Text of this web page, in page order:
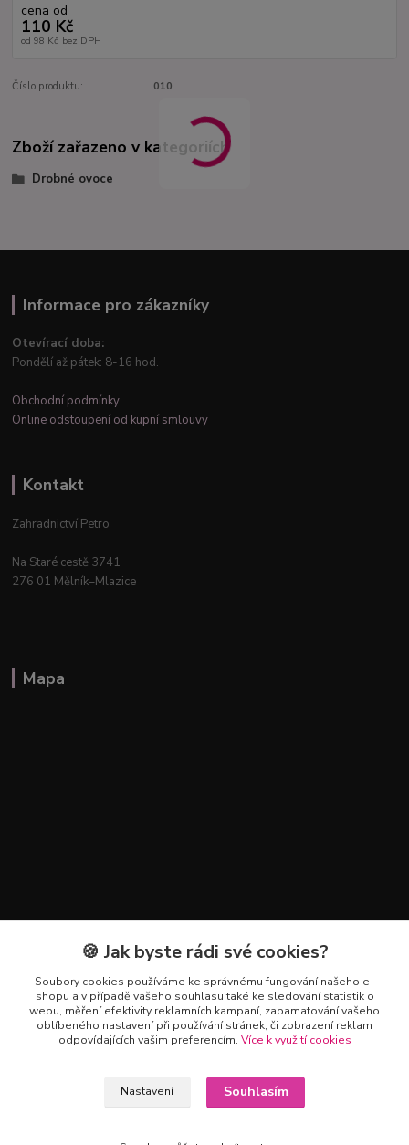
cena od
110 Kč
od 98 Kč bez DPH
Číslo produktu: 010
Zboží zařazeno v kategoriích
Drobné ovoce
Informace pro zákazníky
Otevírací doba:
Pondělí až pátek: 8-16 hod.
Obchodní podmínky
Online odstoupení od kupní smlouvy
Kontakt
Zahradnictví Petro
Na Staré cestě 3741
276 01 Mělník–Mlazice
Mapa
Kontakty
+420 602 223 614
info@zahradnictvipetro.cz
🍪 Jak byste rádi své cookies?
Soubory cookies používáme ke správnému fungování našeho e-
shopu a v případě vašeho souhlasu také ke sledování statistik o
webu, měření efektivity reklamních kampaní, zapamatování vašeho
oblíbeného nastavení při používání stránek, či zobrazení reklam
odpovídajících vašim preferencím. Více k využití cookies
Nastavení Souhlasím